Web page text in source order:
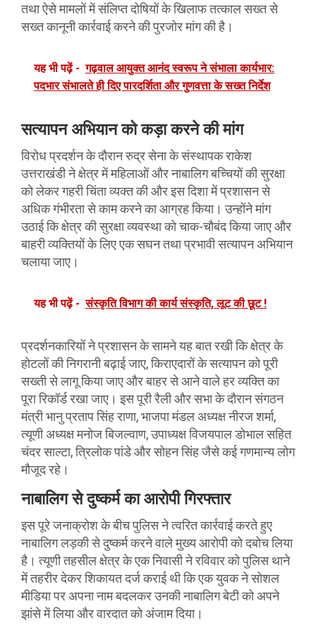
तथा ऐसे मामलों में संलिप्त दोषियों के खिलाफ तत्काल सख्त से
सख्त कानूनी कार्रवाई करने की पुरजोर मांग की है।
यह भी पढ़ें - गढ़वाल आयुक्त आनंद स्वरूप ने संभाला कार्यभार:
पदभार संभालते ही दिए पारदर्शिता और गुणवत्ता के सख्त निर्देश
सत्यापन अभियान को कड़ा करने की मांग
विरोध प्रदर्शन के दौरान रुद्र सेना के संस्थापक राकेश
उत्तराखंडी ने क्षेत्र में महिलाओं और नाबालिग बच्चियों की सुरक्षा
को लेकर गहरी चिंता व्यक्त की और इस दिशा में प्रशासन से
अधिक गंभीरता से काम करने का आग्रह किया। उन्होंने मांग
उठाई कि क्षेत्र की सुरक्षा व्यवस्था को चाक-चौबंद किया जाए और
बाहरी व्यक्तियों के लिए एक सघन तथा प्रभावी सत्यापन अभियान
चलाया जाए।
यह भी पढ़ें - संस्कृति विभाग की कार्य संस्कृति, लूट की छूट !
प्रदर्शनकारियों ने प्रशासन के सामने यह बात रखी कि क्षेत्र के
होटलों की निगरानी बढ़ाई जाए, किराएदारों के सत्यापन को पूरी
सख्ती से लागू किया जाए और बाहर से आने वाले हर व्यक्ति का
पूरा रिकॉर्ड रखा जाए। इस पूरी रैली और सभा के दौरान संगठन
मंत्री भानु प्रताप सिंह राणा, भाजपा मंडल अध्यक्ष नीरज शर्मा,
त्यूणी अध्यक्ष मनोज बिजल्वाण, उपाध्यक्ष विजयपाल डोभाल सहित
चंदर साल्टा, त्रिलोक पांडे और सोहन सिंह जैसे कई गणमान्य लोग
मौजूद रहे।
नाबालिग से दुष्कर्म का आरोपी गिरफ्तार
इस पूरे जनाक्रोश के बीच पुलिस ने त्वरित कार्रवाई करते हुए
नाबालिग लड़की से दुष्कर्म करने वाले मुख्य आरोपी को दबोच लिया
है। त्यूणी तहसील क्षेत्र के एक निवासी ने रविवार को पुलिस थाने
में तहरीर देकर शिकायत दर्ज कराई थी कि एक युवक ने सोशल
मीडिया पर अपना नाम बदलकर उनकी नाबालिग बेटी को अपने
झांसे में लिया और वारदात को अंजाम दिया।